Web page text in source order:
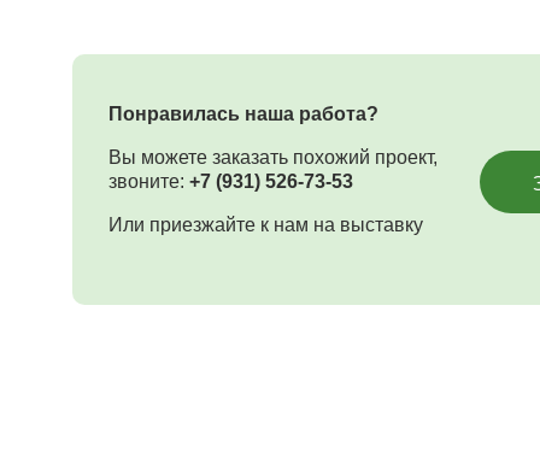
Понравилась наша работа?
Вы можете заказать похожий проект,
звоните: +7 (931) 526-73-53
Или приезжайте к нам на выставку